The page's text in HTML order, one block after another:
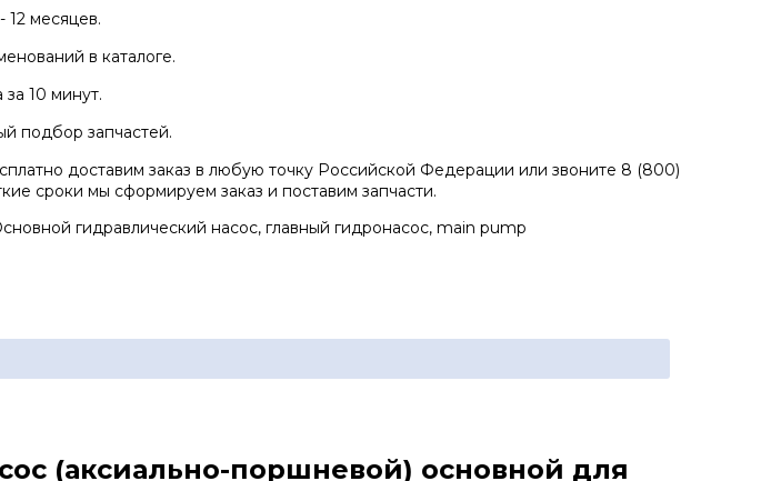
12 месяцев.
в каталоге.
10 минут.
подбор запчастей.
доставим заказ в любую точку Российской Федерации или звоните 8 (800)
сроки мы сформируем заказ и поставим запчасти.
гидравлический насос, главный гидронасос, main pump
(аксиально-поршневой) основной для